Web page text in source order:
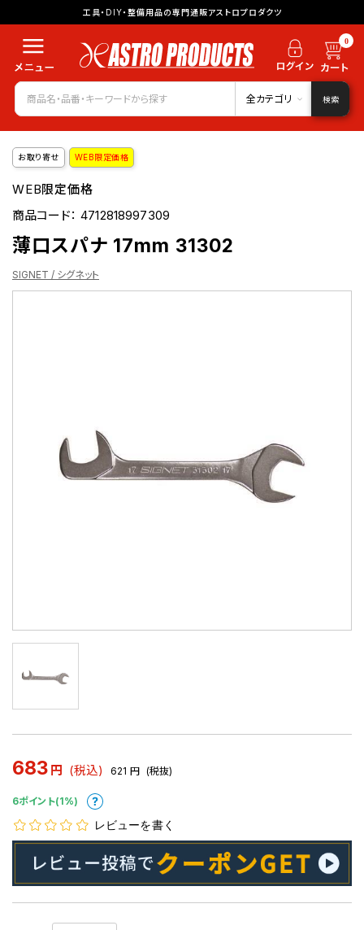
工具・DIY・整備用品の専門通販アストロプロダクツ
0
全カテゴリ 検索
お取り寄せ WEB限定価格
WEB限定価格
商品コード：4712818997309
薄口スパナ 17mm 31302
SIGNET / シグネット
683 円 (税込) 621 円 (税抜)
6ポイント(1%)
レビューを書く